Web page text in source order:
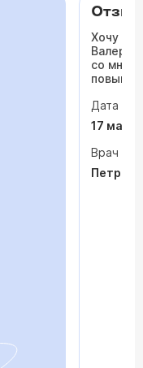
Хочу
со мной
сердца.
раз
врачи
На
Дата
17 мая
Врач